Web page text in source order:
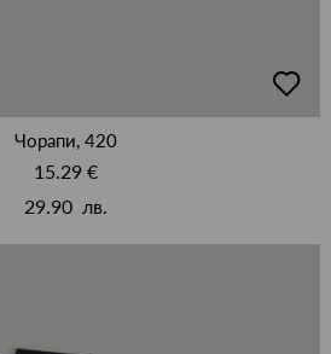
в
Чорапи, 420
15.29 €
29.90 лв.